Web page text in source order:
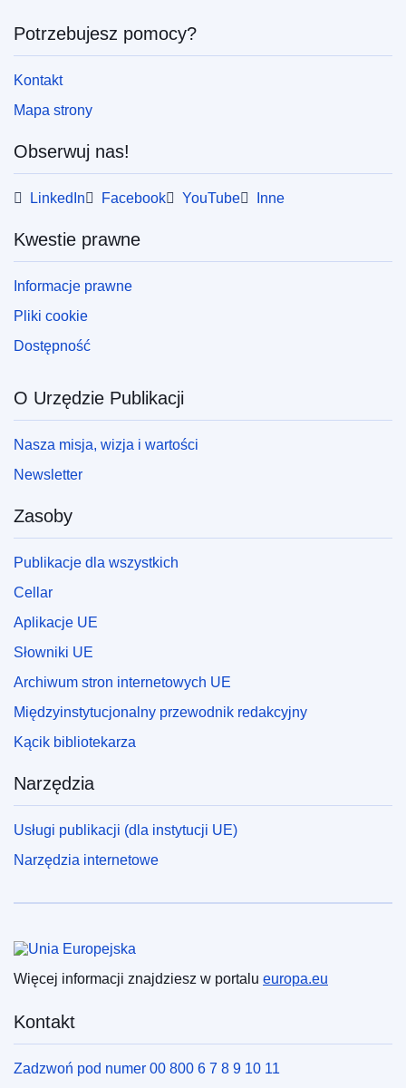
OJ : L_202500217
pdfa2a
Potrzebujesz pomocy?
Kontakt
Mapa strony
Obserwuj nas!
LinkedIn Facebook YouTube Inne
Kwestie prawne
Informacje prawne
Pliki cookie
Dostępność
O Urzędzie Publikacji
Nasza misja, wizja i wartości
Newsletter
Zasoby
Publikacje dla wszystkich
Cellar
Aplikacje UE
Słowniki UE
Archiwum stron internetowych UE
Międzyinstytucjonalny przewodnik redakcyjny
Kącik bibliotekarza
Narzędzia
Usługi publikacji (dla instytucji UE)
Narzędzia internetowe
Więcej informacji znajdziesz w portalu europa.eu
Kontakt
Zadzwoń pod numer 00 800 6 7 8 9 10 11